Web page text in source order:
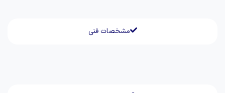
مشخصات فنی